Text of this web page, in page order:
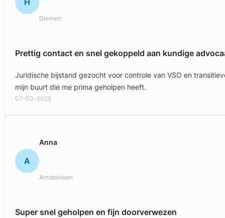
Diemen
Prettig contact en snel gekoppeld aan kundige
Juridische bijstand gezocht voor controle van VSO en
mijn buurt die me prima geholpen heeft.
07-03-2025
A
Anna
Amstelveen
Super snel geholpen en fijn doorverwezen